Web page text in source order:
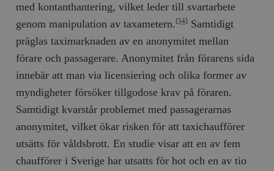
med kontanthantering, vilket leder till svartarbete
genom manipulation av taxametern. [54] Samtidigt
präglas taximarknaden av en anonymitet mellan
förare och passagerare. Anonymitet från förarens sida
innebär att man via licensiering och olika former av
myndigheter försöker tillgodose krav på föraren.
Samtidigt kvarstår problemet med passagerarnas
anonymitet, vilket ökar risken för att taxichaufförer
utsätts för våldsbrott. En studie visar att en av fem
chaufförer i Sverige har utsatts för hot och en av tio